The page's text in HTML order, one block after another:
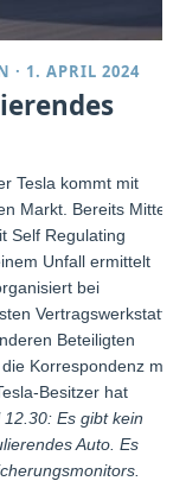
· 1. APRIL 2024
Tesla kommt mit
Markt. Bereits Mitte
Self Regulating
Unfall ermittelt
bei
Vertragswerkstatt
Beteiligten
Korrespondenz mit
Besitzer hat
Es gibt kein
Auto. Es